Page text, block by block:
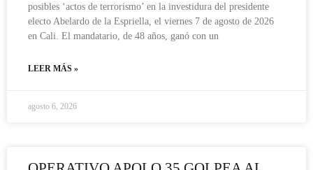
posibles ‘actos de terrorismo’ en la investidura del presidente
electo Abelardo de la Espriella, el viernes 7 de agosto de 2026
en Cali. El mandatario, de 48 años, ganó con un
LEER MÁS »
agosto 6, 2026